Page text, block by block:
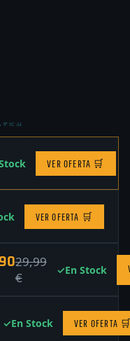
VER OFERTA 🛒
VER OFERTA 🛒
29,99
€
✓En Stock
✓En Stock VER OFERTA